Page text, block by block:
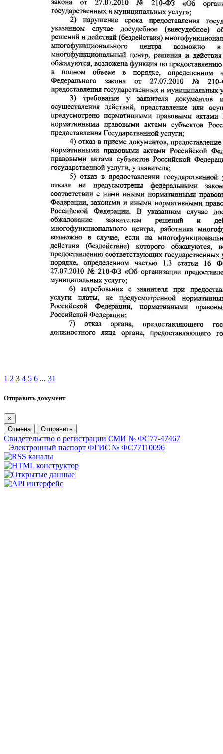
1 2 3 4 5 6 ... 31
Отправить документ
×
Отмена
Отправить
Свидетельство о регистрации СМИ № ФС77-47467
Электронный паспорт ФГИС № ФС77110096